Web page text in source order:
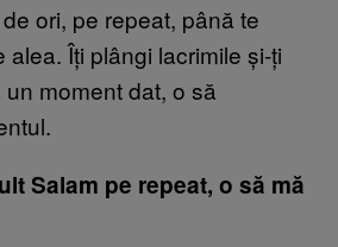
ori, pe repeat, până te
alea. Îți plângi lacrimile și-ți
moment dat, o să
Salam pe repeat, o să mă